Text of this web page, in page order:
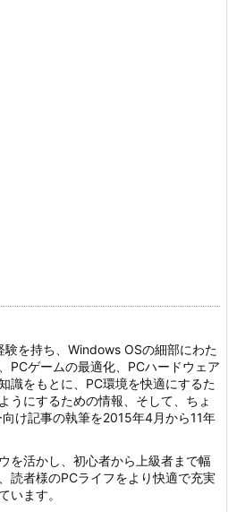
を持ち、Windows OSの細部にわた
PCゲームの最適化、PCハードウェア
識をもとに、PC環境を快適にするた
うにするための情報、そして、ちょ
け記事の執筆を2015年4月から11年
を活かし、初心者から上級者まで幅
読者様のPCライフをより快適で充実
います。